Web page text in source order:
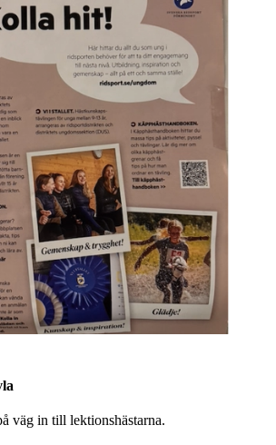
väg in till lektionshästarna.